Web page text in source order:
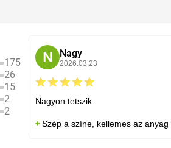
175
26
15
2
2
N Nagy
2026.03.23
Nagyon tetszik
Szép a színe, kellemes az anyag